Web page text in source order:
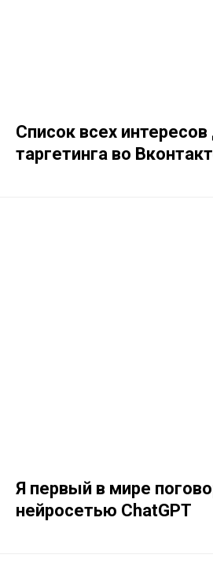
Список всех
таргетинга во
Я первый в мире
нейросетью ChatGPT